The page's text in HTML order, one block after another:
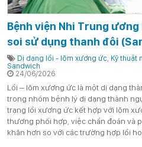
Bệnh viện Nhi Trung
soi sử dụng thanh đôi
thuật điều trị dị dạng lồi –
tạp ở trẻ em
Dị dạng lồi - lõm xương ức Kỹ thuật
Sandwich
24/06/2026
Lồi – lõm xương ức là một dị dạng
trong nhóm bệnh lý dị dạng thành
trạng lồi xương ức kết hợp với lõm
thương phối hợp, việc chẩn đoán và
khăn hơn so với các trường hợp lồi